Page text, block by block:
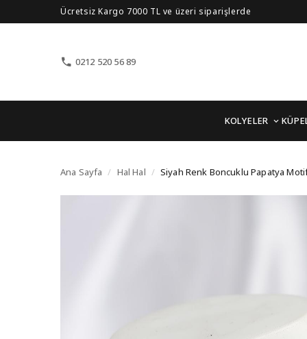
Ücretsiz Kargo 7000 TL ve üzeri siparişlerde
0212 520 56 89
KOLYELER
Siyah Renk Boncuklu
Ana Sayfa / Hal Hal / Siyah Renk Boncuklu Papatya